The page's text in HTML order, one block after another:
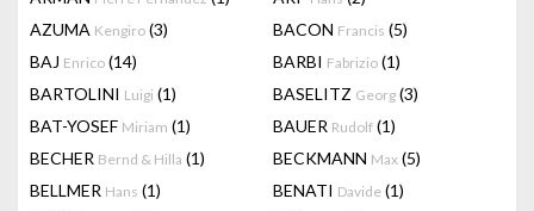
AZUMA Kengiro (3) BACON Francis (5)
BAJ Enrico (14) BARBI Fabrizio (1)
BARTOLINI Luigi (1) BASELITZ Georg (3)
BAT-YOSEF Miriam (1) BAUER Rudolf (1)
BECHER Bernd & Hilla (1) BECKMANN Max (5)
BELLMER Hans (1) BENATI Davide (1)